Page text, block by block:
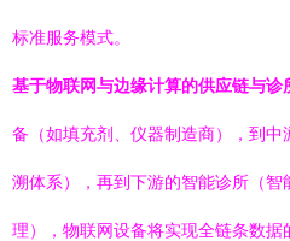
标准服务模式。
基于物联网与边缘计算的供应链与诊
备（如填充剂、仪器制造商），到
溯体系），再到下游的智能诊所（
理），物联网设备将实现全链条数